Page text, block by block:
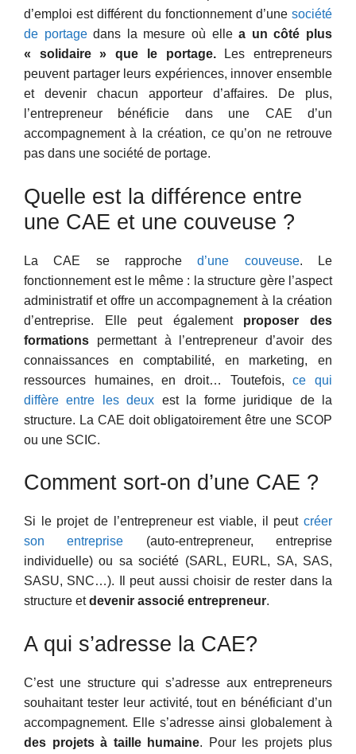
d’emploi est différent du fonctionnement d’une société
de portagedans la mesure où ellea un côté plus
« solidaire » que le portage.Les entrepreneurs
peuvent partager leurs expériences, innover ensemble
et devenir chacun apporteur d’affaires. De plus,
l’entrepreneur bénéficie dans une CAE d’un
accompagnement à la création, ce qu’on ne retrouve
pas dans une société de portage.
Quelle est la différence entre
une CAE et une couveuse ?
La CAE se rapproched’une couveuse. Le
fonctionnement est le même : la structure gère l’aspect
administratif et offre un accompagnement à la création
d’entreprise. Elle peut également proposer des
formations permettant à l’entrepreneur d’avoir des
connaissances en comptabilité, en marketing, en
ressources humaines, en droit… Toutefois,ce qui
diffère entre les deux est la forme juridique de la
structure. La CAE doit obligatoirement être une SCOP
ou une SCIC.
Comment sort-on d’une CAE ?
Si le projet de l’entrepreneur est viable, il peut créer
son entreprise (auto-entrepreneur, entreprise
individuelle) ou sa société (SARL, EURL, SA, SAS,
SASU, SNC…). Il peut aussi choisir de rester dans la
structure etdevenir associé entrepreneur.
A qui s’adresse la CAE?
C’est une structure qui s’adresse aux entrepreneurs
souhaitant tester leur activité, tout en bénéficiant d’un
accompagnement. Elle s’adresse ainsi globalement à
des projets à taille humaine. Pour les projets plus